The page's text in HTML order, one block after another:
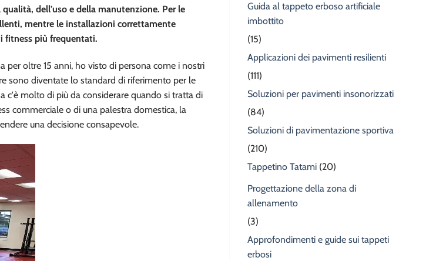
dell'uso e della manutenzione. Per le
mentre le installazioni correttamente
fitness più frequentati.
oltre 15 anni, ho visto di persona come i nostri
sono diventate lo standard di riferimento per le
c'è molto di più da considerare quando si tratta di
commerciale o di una palestra domestica, la
una decisione consapevole.
Guida al tappeto erboso artificiale
imbottito
(15)
Applicazioni dei pavimenti resilienti
(111)
Soluzioni per pavimenti insonorizzati
(84)
Soluzioni di pavimentazione sportiva
(210)
Tappetino Tatami (20)
Progettazione della zona di
allenamento
(3)
Approfondimenti e guide sui tappeti
erbosi